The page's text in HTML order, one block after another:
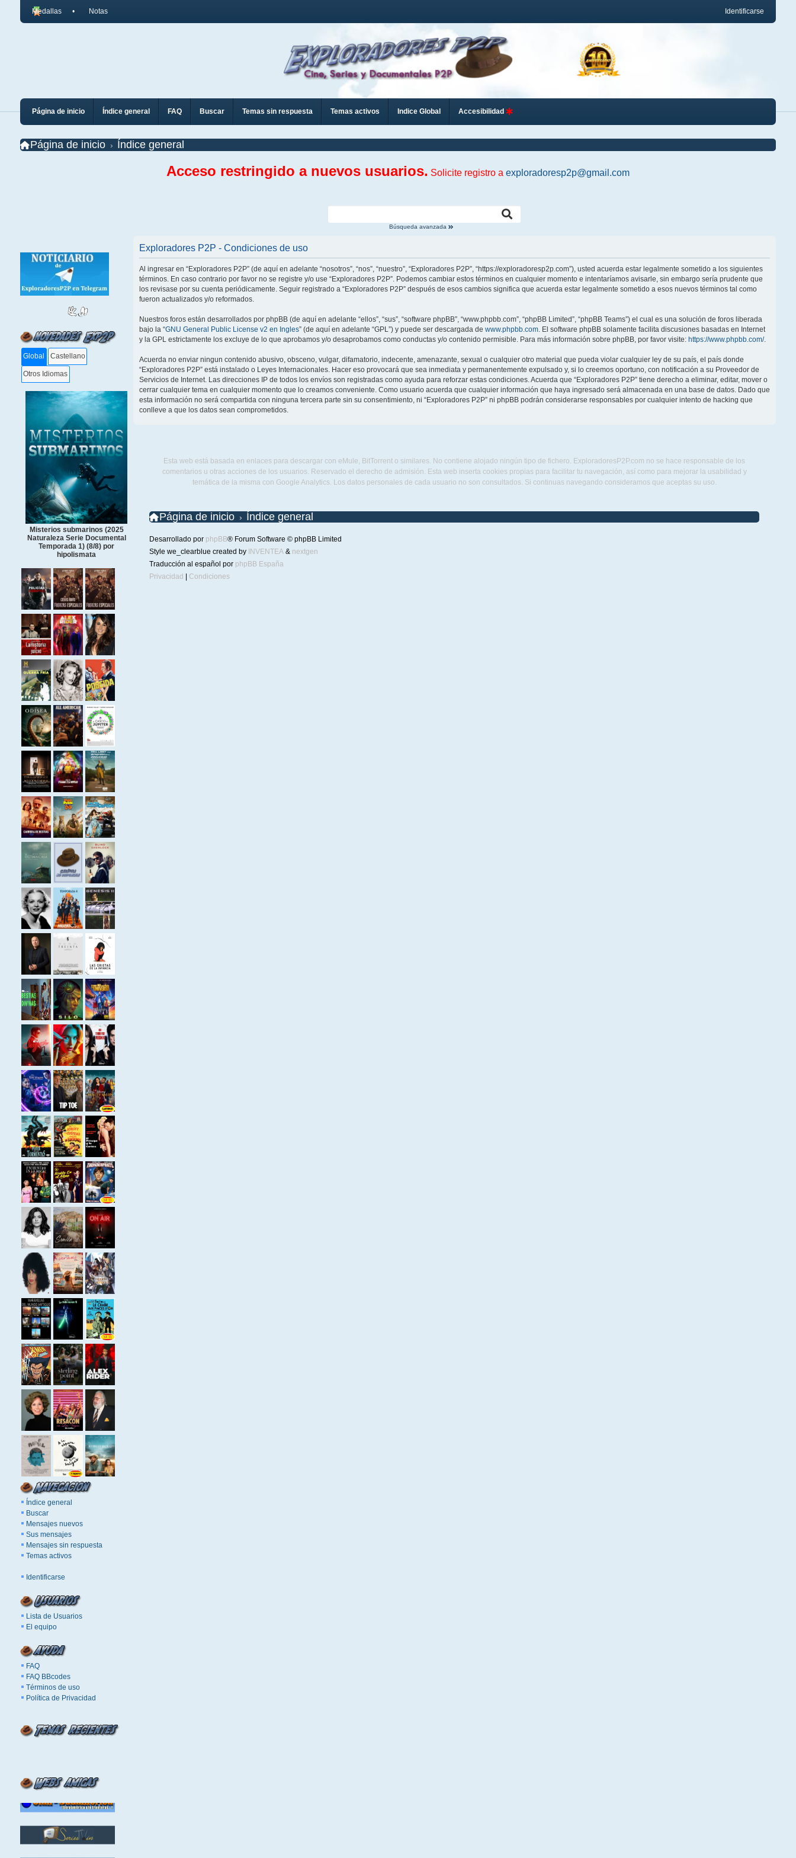
Identificarse
Medallas Notas
Página de inicio Índice general FAQ Buscar Temas sin respuesta Temas activos Indice Global Accesibilidad
Página de inicio Índice general
Acceso restringido a nuevos usuarios. Solicite registro a exploradoresp2p@gmail.com
Búsqueda avanzada
Global Castellano
Otros Idiomas
Misterios submarinos (2025
Naturaleza Serie Documental
Temporada 1) (8/8) por
hipolismata
Índice general
Buscar
Mensajes nuevos
Sus mensajes
Mensajes sin respuesta
Temas activos
Identificarse
Lista de Usuarios
El equipo
FAQ
FAQ BBcodes
Términos de uso
Política de Privacidad
Exploradores P2P - Condiciones de uso
Al ingresar en “Exploradores P2P” (de aquí en adelante “nosotros”, “nos”, “nuestro”, “Exploradores P2P”, “https://exploradoresp2p.com”), usted acuerda estar legalmente sometido a los siguientes
términos. En caso contrario por favor no se registre y/o use “Exploradores P2P”. Podemos cambiar estos términos en cualquier momento e intentaríamos avisarle, sin embargo sería prudente que
los revisase por su cuenta periódicamente. Seguir registrado a “Exploradores P2P” después de esos cambios significa que acuerda estar legalmente sometido a esos nuevos términos tal como
fueron actualizados y/o reformados.
Nuestros foros están desarrollados por phpBB (de aquí en adelante “ellos”, “sus”, “software phpBB”, “www.phpbb.com”, “phpBB Limited”, “phpBB Teams”) el cual es una solución de foros liberada
bajo la “GNU General Public License v2 en Ingles” (de aquí en adelante “GPL”) y puede ser descargada de www.phpbb.com. El software phpBB solamente facilita discusiones basadas en Internet
y la GPL estrictamente los excluye de lo que aprobamos y/o desaprobamos como conductas y/o contenido permisible. Para más información sobre phpBB, por favor visite: https://www.phpbb.com/.
Acuerda no enviar ningun contenido abusivo, obsceno, vulgar, difamatorio, indecente, amenazante, sexual o cualquier otro material que pueda violar cualquier ley de su país, el país donde
“Exploradores P2P” está instalado o Leyes Internacionales. Hacer eso provocará que sea inmediata y permanentemente expulsado y, si lo creemos oportuno, con notificación a su Proveedor de
Servicios de Internet. Las direcciones IP de todos los envíos son registradas como ayuda para reforzar estas condiciones. Acuerda que “Exploradores P2P” tiene derecho a eliminar, editar, mover o
cerrar cualquier tema en cualquier momento que lo creamos conveniente. Como usuario acuerda que cualquier información que haya ingresado será almacenada en una base de datos. Dado que
esta información no será compartida con ninguna tercera parte sin su consentimiento, ni “Exploradores P2P” ni phpBB podrán considerarse responsables por cualquier intento de hacking que
conlleve a que los datos sean comprometidos.
Esta web está basada en enlaces para descargar con eMule, BitTorrent o similares. No contiene alojado ningún tipo de fichero. ExploradoresP2P.com no se hace responsable de los
comentarios u otras acciones de los usuarios. Reservado el derecho de admisión. Esta web inserta cookies propias para facilitar tu navegación, así como para mejorar la usabilidad y
temática de la misma con Google Analytics. Los datos personales de cada usuario no son consultados. Si continuas navegando consideramos que aceptas su uso.
Página de inicio Índice general
Desarrollado por phpBB® Forum Software © phpBB Limited
Style we_clearblue created by INVENTEA& nextgen
Traducción al español por phpBB España
Privacidad
Condiciones